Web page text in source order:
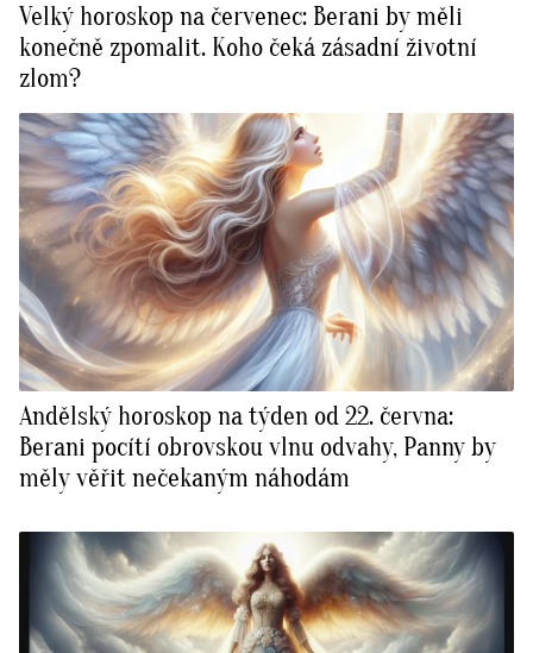
Velký horoskop na červenec: Berani by měli
konečně zpomalit. Koho čeká zásadní životní
zlom?
Andělský horoskop na týden od 22. června:
Berani pocítí obrovskou vlnu odvahy, Panny by
měly věřit nečekaným náhodám